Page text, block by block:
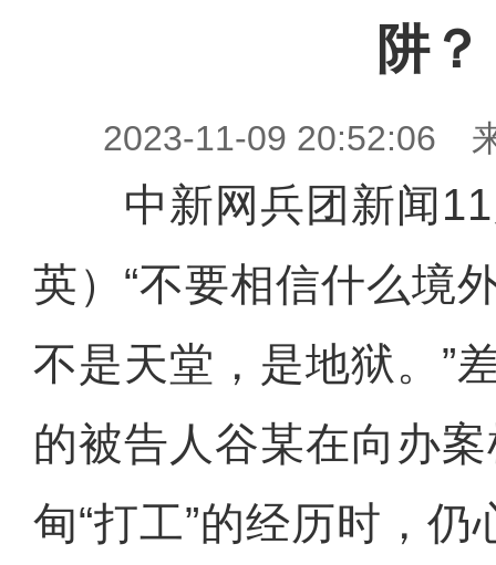
阱？
2023-11-09 20:52:06
中新网兵团新闻11
英）“不要相信什么境
不是天堂，是地狱。”
的被告人谷某在向办
甸“打工”的经历时，